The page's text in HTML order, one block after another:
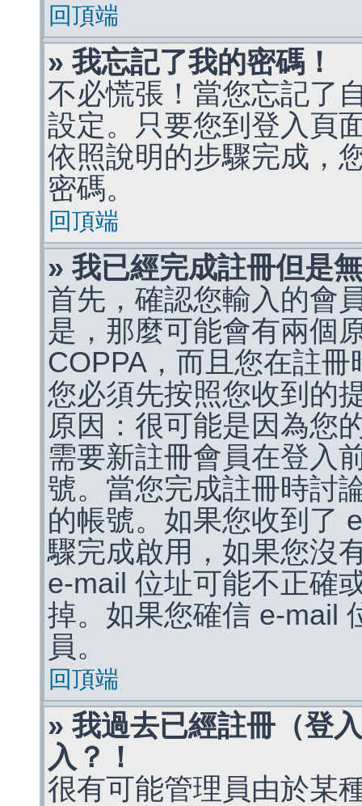
回頂端
» 我忘記了我的密碼！
不必慌張！當您忘記了
設定。只要您到登入頁
依照說明的步驟完成，
密碼。
回頂端
» 我已經完成註冊但是
首先，確認您輸入的會
是，那麼可能會有兩個
COPPA，而且您在註
您必須先按照您收到的
原因：很可能是因為您
需要新註冊會員在登入
號。當您完成註冊時討
的帳號。如果您收到了
驟完成啟用，如果您沒
e-mail 位址可能不正確
掉。如果您確信 e-mail
員。
回頂端
» 我過去已經註冊（登
入？！
很有可能管理員由於某